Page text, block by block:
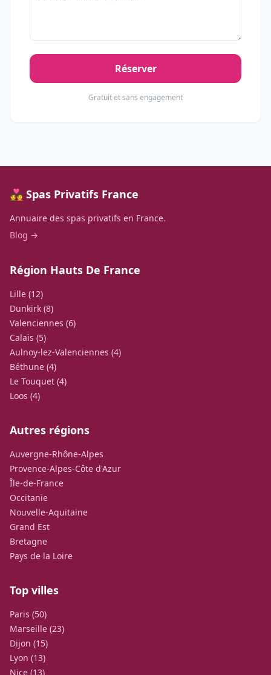
Réserver
Gratuit et sans engagement
💑 Spas Privatifs France
Annuaire des spas privatifs en France.
Blog →
Région Hauts De France
Lille (12)
Dunkirk (8)
Valenciennes (6)
Calais (5)
Aulnoy-lez-Valenciennes (4)
Béthune (4)
Le Touquet (4)
Loos (4)
Autres régions
Auvergne-Rhône-Alpes
Provence-Alpes-Côte d'Azur
Île-de-France
Occitanie
Nouvelle-Aquitaine
Grand Est
Bretagne
Pays de la Loire
Top villes
Paris (50)
Marseille (23)
Dijon (15)
Lyon (13)
Nice (13)